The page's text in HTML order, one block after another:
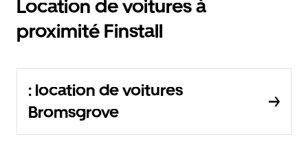
Location de voitures à
proximité Finstall
: location de voitures
Bromsgrove